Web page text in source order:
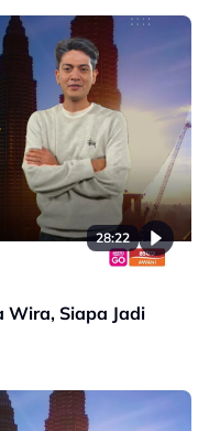
28:22
Wira, Siapa Jadi